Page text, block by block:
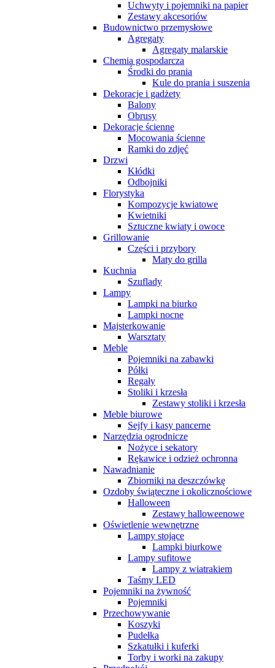
Uchwyty i pojemniki na papier
Zestawy akcesoriów
Budownictwo przemysłowe
Agregaty
Agregaty malarskie
Chemia gospodarcza
Środki do prania
Kule do prania i suszenia
Dekoracje i gadżety
Balony
Obrusy
Dekoracje ścienne
Mocowania ścienne
Ramki do zdjęć
Drzwi
Kłódki
Odbojniki
Florystyka
Kompozycje kwiatowe
Kwietniki
Sztuczne kwiaty i owoce
Grillowanie
Części i przybory
Maty do grilla
Kuchnia
Szuflady
Lampy
Lampki na biurko
Lampki nocne
Majsterkowanie
Warsztaty
Meble
Pojemniki na zabawki
Półki
Regały
Stoliki i krzesła
Zestawy stoliki i krzesła
Meble biurowe
Sejfy i kasy pancerne
Narzędzia ogrodnicze
Nożyce i sekatory
Rękawice i odzież ochronna
Nawadnianie
Zbiorniki na deszczówkę
Ozdoby świąteczne i okolicznościowe
Halloween
Zestawy halloweenowe
Oświetlenie wewnętrzne
Lampy stojące
Lampki biurkowe
Lampy sufitowe
Lampy z wiatrakiem
Taśmy LED
Pojemniki na żywność
Pojemniki
Przechowywanie
Koszyki
Pudełka
Szkatułki i kuferki
Torby i worki na zakupy